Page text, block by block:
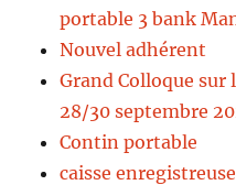
portable 3 bank
Nouvel adhérent
Grand Colloque sur
28/30 septembre
Contin portable
caisse enregistreuse